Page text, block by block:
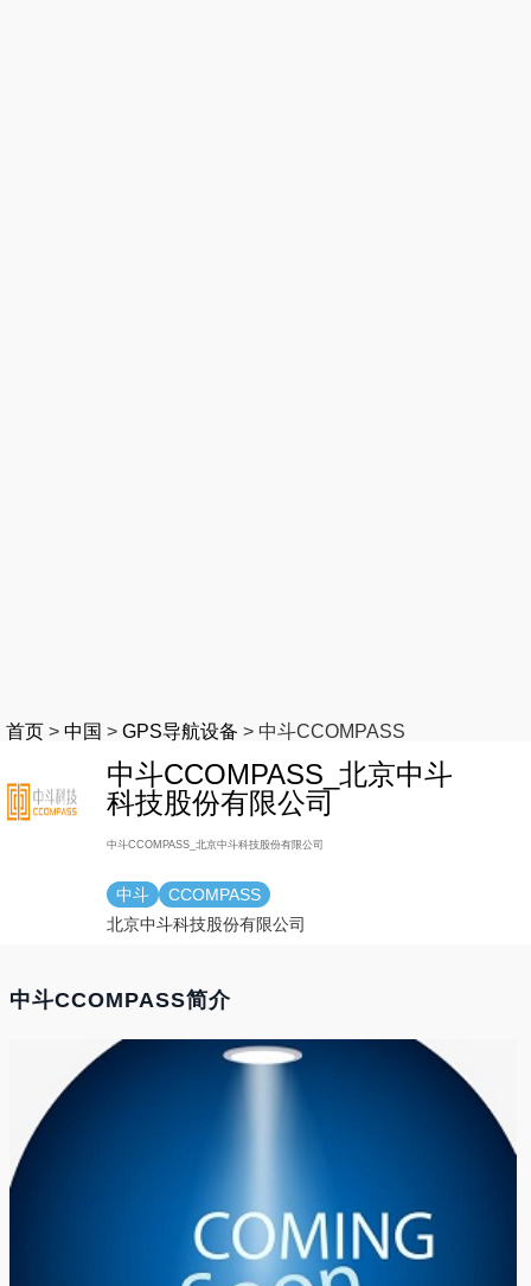
首页 > 中国 > GPS导航设备 > 中斗CCOMPASS
中斗CCOMPASS_北京中斗
科技股份有限公司
中斗CCOMPASS_北京中斗科技股份有限公司
中斗
CCOMPASS
北京中斗科技股份有限公司
中斗CCOMPASS简介